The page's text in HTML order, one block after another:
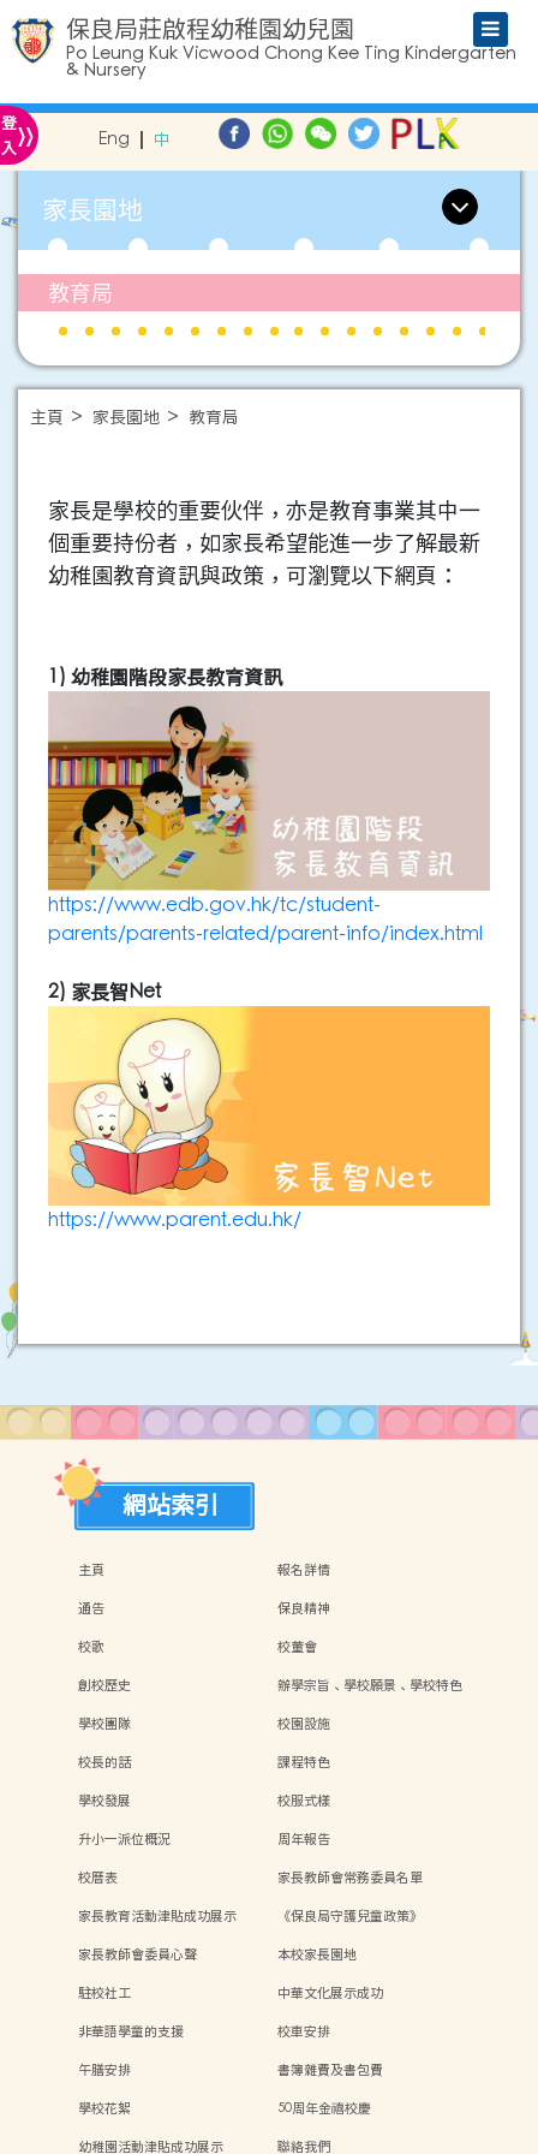
保良局莊啟程幼稚園幼兒園
Po Leung Kuk Vicwood Chong Kee Ting Kindergarten
& Nursery
登
入» Eng 中
家長園地
教育局
主頁 家長園地 教育局
家長是學校的重要伙伴，亦是教育事業其中一
個重要持份者，如家長希望能進一步了解最新
幼稚園教育資訊與政策，可瀏覽以下網頁：
1) 幼稚園階段家長教育資訊
https://www.edb.gov.hk/tc/student-
parents/parents-related/parent-info/index.html
2) 家長智Net
https://www.parent.edu.hk/
網站索引
主頁
報名詳情
通告
保良精神
校歌
校董會
創校歷史
辦學宗旨、學校願景、學校特色
學校團隊
校園設施
校長的話
課程特色
學校發展
校服式樣
升小一派位概況
周年報告
校曆表
家長教師會常務委員名單
家長教育活動津貼成功展示
《保良局守護兒童政策》
家長教師會委員心聲
本校家長園地
駐校社工
中華文化展示成功
非華語學童的支援
校車安排
午膳安排
書簿雜費及書包費
學校花絮
50周年金禧校慶
幼稚園活動津貼成功展示
聯絡我們